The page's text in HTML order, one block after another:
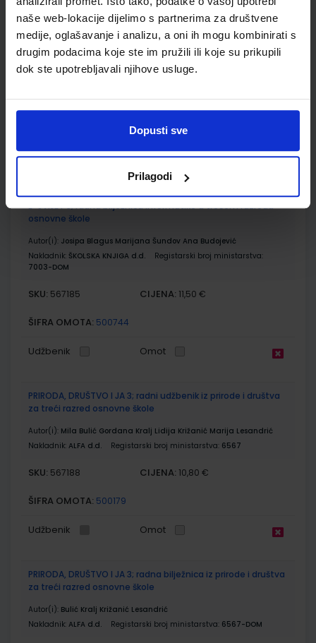
naše web-lokacije dijelimo s partnerima za društvene
medije, oglašavanje i analizu, a oni ih mogu kombinirati s
drugim podacima koje ste im pružili ili koje su prikupili
dok ste upotrebljavali njihove usluge.
Dopusti sve
Prilagodi
E-SVIJET 3; radni udžbenik informatike s dodatnim
digitalnim sadržajima u trećem razredu osnovne škole
Nakladnik:
ŠKOLSKA KNJIGA d.d. Registarski broj ministarstva:
SKU: CIJENA:
Udžbenik Omot
E-SVIJET 3; radna bilježnica informatike u trećem razredu
osnovne škole
Autor(i): Josipa Blagus Marijana Šundov Ana Budojević
Nakladnik: ŠKOLSKA KNJIGA d.d.
Registarski broj ministarstva:
7003-DOM
SKU: 567185 CIJENA: 11,50 €
ŠIFRA OMOTA: 500744
Udžbenik Omot
PRIRODA, DRUŠTVO I JA 3; radni udžbenik iz prirode i društva
za treći razred osnovne škole
Autor(i): Mila Bulić Gordana Kralj Lidija Križanić Marija Lesandrić
Nakladnik: ALFA d.d. Registarski broj ministarstva: 6567
SKU: 567188 CIJENA: 10,80 €
ŠIFRA OMOTA: 500179
Udžbenik Omot
PRIRODA, DRUŠTVO I JA 3; radna bilježnica iz prirode i društva
za treći razred osnovne škole
Autor(i): Bulić Kralj Križanić Lesandrić
Nakladnik: ALFA d.d. Registarski broj ministarstva: 6567-DOM